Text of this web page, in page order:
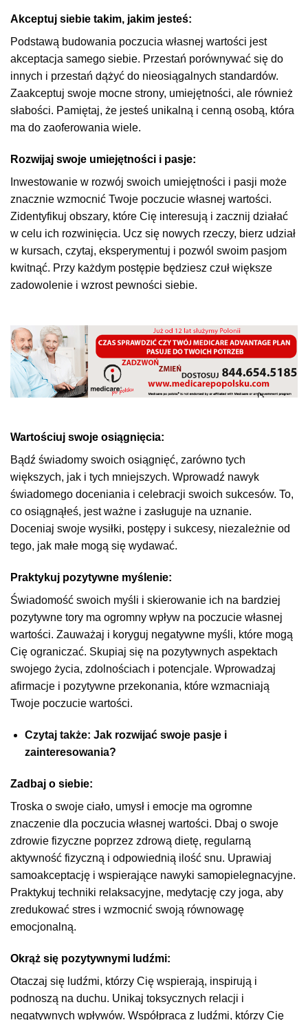
Akceptuj siebie takim, jakim jesteś:
Podstawą budowania poczucia własnej wartości jest
akceptacja samego siebie. Przestań porównywać się do
innych i przestań dążyć do nieosiągalnych standardów.
Zaakceptuj swoje mocne strony, umiejętności, ale również
słabości. Pamiętaj, że jesteś unikalną i cenną osobą, która
ma do zaoferowania wiele.
Rozwijaj swoje umiejętności i pasje:
Inwestowanie w rozwój swoich umiejętności i pasji może
znacznie wzmocnić Twoje poczucie własnej wartości.
Zidentyfikuj obszary, które Cię interesują i zacznij działać
w celu ich rozwinięcia. Ucz się nowych rzeczy, bierz udział
w kursach, czytaj, eksperymentuj i pozwól swoim pasjom
kwitnąć. Przy każdym postępie będziesz czuł większe
zadowolenie i wzrost pewności siebie.
Wartościuj swoje osiągnięcia:
Bądź świadomy swoich osiągnięć, zarówno tych
większych, jak i tych mniejszych. Wprowadź nawyk
świadomego doceniania i celebracji swoich sukcesów. To,
co osiągnąłeś, jest ważne i zasługuje na uznanie.
Doceniaj swoje wysiłki, postępy i sukcesy, niezależnie od
tego, jak małe mogą się wydawać.
Praktykuj pozytywne myślenie:
Świadomość swoich myśli i skierowanie ich na bardziej
pozytywne tory ma ogromny wpływ na poczucie własnej
wartości. Zauważaj i koryguj negatywne myśli, które mogą
Cię ograniczać. Skupiaj się na pozytywnych aspektach
swojego życia, zdolnościach i potencjale. Wprowadzaj
afirmacje i pozytywne przekonania, które wzmacniają
Twoje poczucie wartości.
Czytaj także: Jak rozwijać swoje pasje i
zainteresowania?
Zadbaj o siebie:
Troska o swoje ciało, umysł i emocje ma ogromne
znaczenie dla poczucia własnej wartości. Dbaj o swoje
zdrowie fizyczne poprzez zdrową dietę, regularną
aktywność fizyczną i odpowiednią ilość snu. Uprawiaj
samoakceptację i wspierające nawyki samopielegnacyjne.
Praktykuj techniki relaksacyjne, medytację czy joga, aby
zredukować stres i wzmocnić swoją równowagę
emocjonalną.
Okrąż się pozytywnymi ludźmi:
Otaczaj się ludźmi, którzy Cię wspierają, inspirują i
podnoszą na duchu. Unikaj toksycznych relacji i
negatywnych wpływów. Współpraca z ludźmi, którzy Cię